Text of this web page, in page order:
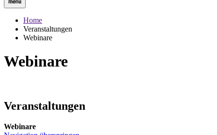
Home
Veranstaltungen
Webinare
Webinare
Veranstaltungen
Webinare